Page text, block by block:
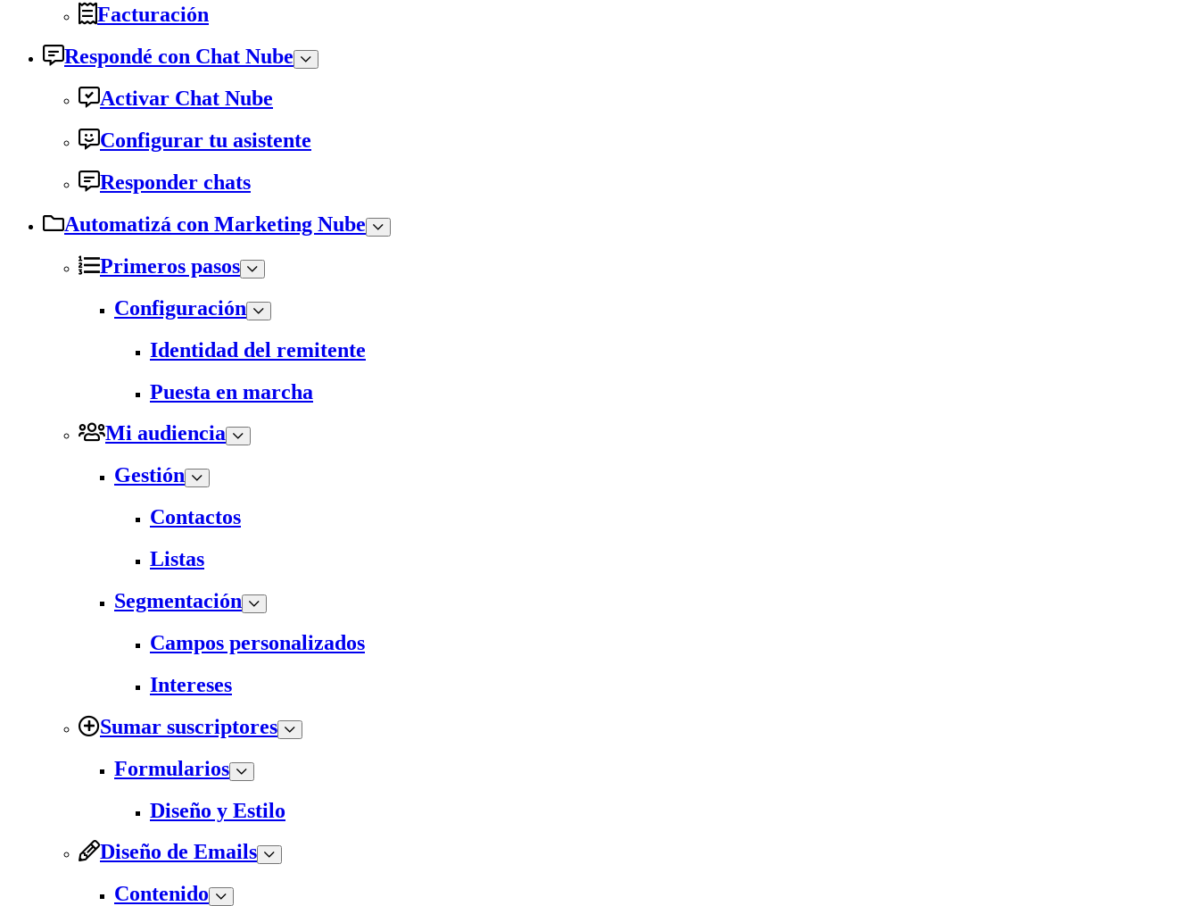
Facturación
Respondé con Chat Nube
Activar Chat Nube
Configurar tu asistente
Responder chats
Automatizá con Marketing Nube
Primeros pasos
Configuración
Identidad del remitente
Puesta en marcha
Mi audiencia
Gestión
Contactos
Listas
Segmentación
Campos personalizados
Intereses
Sumar suscriptores
Formularios
Diseño y Estilo
Diseño de Emails
Contenido